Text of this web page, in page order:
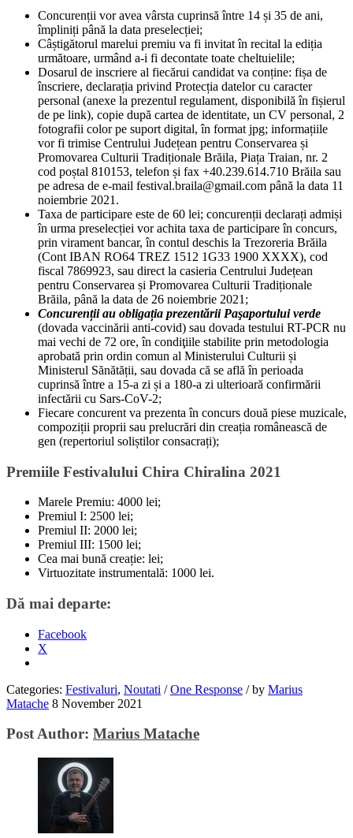
Concurenții vor avea vârsta cuprinsă între 14 și 35 de ani,
împliniți până la data preselecției;
Câștigătorul marelui premiu va fi invitat în recital la ediția
următoare, urmând a-i fi decontate toate cheltuielile;
Dosarul de inscriere al fiecărui candidat va conține: fișa de
înscriere, declarația privind Protecția datelor cu caracter
personal (anexe la prezentul regulament, disponibilă în fișierul
de pe link), copie după cartea de identitate, un CV personal, 2
fotografii color pe suport digital, în format jpg; informațiile
vor fi trimise Centrului Județean pentru Conservarea și
Promovarea Culturii Tradiționale Brăila, Piața Traian, nr. 2
cod poștal 810153, telefon și fax +40.239.614.710 Brăila sau
pe adresa de e-mail festival.braila@gmail.com până la data 11
noiembrie 2021.
Taxa de participare este de 60 lei; concurenții declarați admiși
în urma preselecției vor achita taxa de participare în concurs,
prin virament bancar, în contul deschis la Trezoreria Brăila
(Cont IBAN RO64 TREZ 1512 1G33 1900 XXXX), cod
fiscal 7869923, sau direct la casieria Centrului Județean
pentru Conservarea și Promovarea Culturii Tradiționale
Brăila, până la data de 26 noiembrie 2021;
Concurenții au obligația prezentării Paşaportului verde
(dovada vaccinării anti-covid) sau dovada testului RT-PCR nu
mai vechi de 72 ore, în condiţiile stabilite prin metodologia
aprobată prin ordin comun al Ministerului Culturii și
Ministerul Sănătății, sau dovada că se află în perioada
cuprinsă între a 15-a zi și a 180-a zi ulterioară confirmării
infectării cu Sars-CoV-2;
Fiecare concurent va prezenta în concurs două piese muzicale,
compoziții proprii sau prelucrări din creația românească de
gen (repertoriul soliștilor consacrați);
Premiile Festivalului Chira Chiralina 2021
Marele Premiu: 4000 lei;
Premiul I: 2500 lei;
Premiul II: 2000 lei;
Premiul III: 1500 lei;
Cea mai bună creație: lei;
Virtuozitate instrumentală: 1000 lei.
Dă mai departe:
Facebook
X
Categories: Festivaluri, Noutati / One Response /by Marius
Matache 8 November 2021
Post Author: Marius Matache